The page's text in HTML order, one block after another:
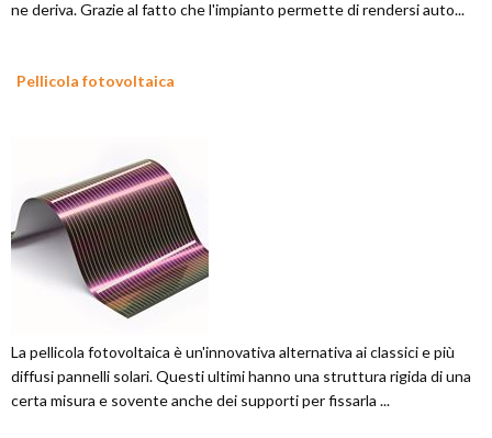
ne deriva. Grazie al fatto che l'impianto permette di rendersi auto...
Pellicola fotovoltaica
La pellicola fotovoltaica è un'innovativa alternativa ai classici e più
diffusi pannelli solari. Questi ultimi hanno una struttura rigida di una
certa misura e sovente anche dei supporti per fissarla ...